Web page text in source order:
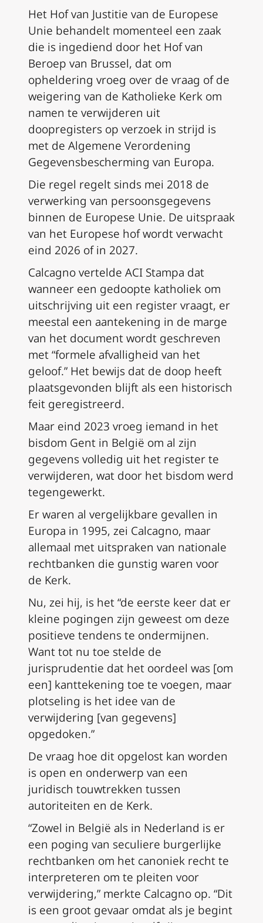
Het Hof van Justitie van de Europese
Unie behandelt momenteel een zaak
die is ingediend door het Hof van
Beroep van Brussel, dat om
opheldering vroeg over de vraag of de
weigering van de Katholieke Kerk om
namen te verwijderen uit
doopregisters op verzoek in strijd is
met de Algemene Verordening
Gegevensbescherming van Europa.
Die regel regelt sinds mei 2018 de
verwerking van persoonsgegevens
binnen de Europese Unie. De uitspraak
van het Europese hof wordt verwacht
eind 2026 of in 2027.
Calcagno vertelde ACI Stampa dat
wanneer een gedoopte katholiek om
uitschrijving uit een register vraagt, er
meestal een aantekening in de marge
van het document wordt geschreven
met “formele afvalligheid van het
geloof.” Het bewijs dat de doop heeft
plaatsgevonden blijft als een historisch
feit geregistreerd.
Maar eind 2023 vroeg iemand in het
bisdom Gent in België om al zijn
gegevens volledig uit het register te
verwijderen, wat door het bisdom werd
tegengewerkt.
Er waren al vergelijkbare gevallen in
Europa in 1995, zei Calcagno, maar
allemaal met uitspraken van nationale
rechtbanken die gunstig waren voor
de Kerk.
Nu, zei hij, is het “de eerste keer dat er
kleine pogingen zijn geweest om deze
positieve tendens te ondermijnen.
Want tot nu toe stelde de
jurisprudentie dat het oordeel was [om
een] kanttekening toe te voegen, maar
plotseling is het idee van de
verwijdering [van gegevens]
opgedoken.”
De vraag hoe dit opgelost kan worden
is open en onderwerp van een
juridisch touwtrekken tussen
autoriteiten en de Kerk.
“Zowel in België als in Nederland is er
een poging van seculiere burgerlijke
rechtbanken om het canoniek recht te
interpreteren om te pleiten voor
verwijdering,” merkte Calcagno op. “Dit
is een groot gevaar omdat als je begint